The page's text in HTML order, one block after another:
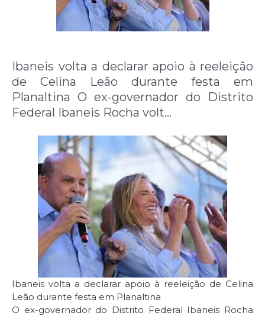
Ibaneis volta a declarar apoio à reeleição
de Celina Leão durante festa em
Planaltina O ex-governador do Distrito
Federal Ibaneis Rocha volt…
Ibaneis volta a declarar apoio à reeleição de Celina
Leão durante festa em Planaltina
O ex-governador do Distrito Federal Ibaneis Rocha